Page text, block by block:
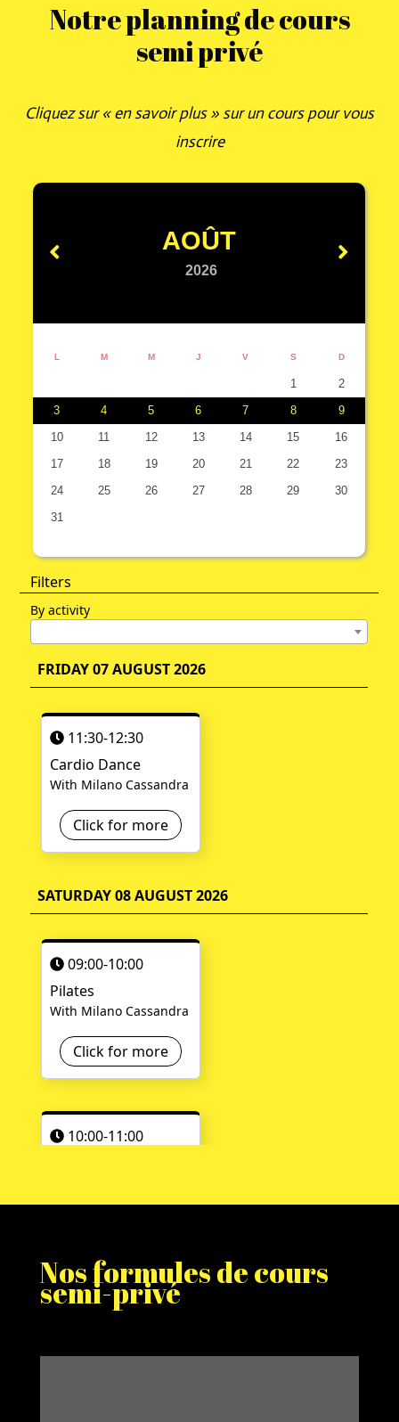
Notre planning de cours
semi privé
Cliquez sur « en savoir plus » sur un cours pour vous
inscrire
Nos formules de cours
semi-privé